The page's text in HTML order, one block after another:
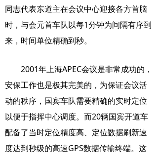
同志代表东道主在会议中心迎接各方首脑
时，与会元首车队以每1分钟为间隔有序到
来，时间单位精确到秒。
2001年上海APEC会议是非常成功的，
安保工作也是极其完美的，为保证会议活
动的秩序，国宾车队需要精确的实时定位
以便于指挥中心调度。而20辆国宾开道车
配备了当时定位精度高、定位数据刷新速
度达到秒级的高速GPS数据传输终端。这